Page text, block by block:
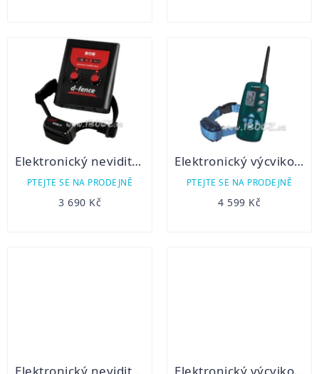
Elektronický neviditelný plot Dogtrace d-fence 1001
PTEJTE SE NA PRODEJNĚ
3 690 Kč
Elektronický výcvikový obojek Dogtrace d-control 900 mini
PTEJTE SE NA PRODEJNĚ
4 599 Kč
Elektronický neviditelný plot Dogtrace d-fence 202 - černý Elektronický výcvikový obojek Dogtrace d-control 202 mini pro dva psy